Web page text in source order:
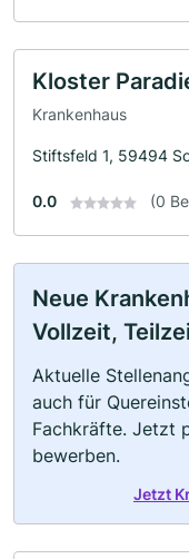
Kloster
Krankenhaus
Stiftsfeld 1, 59494
0.0 (0
Neue
Vollzeit,
Aktuelle
auch für
Fachkräfte. Jetzt
bewerben.
Jetzt